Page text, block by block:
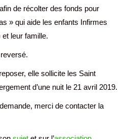
de récolter des fonds pour
» qui aide les enfants Infirmes
leur famille.
elle sollicite les Saint
d’une nuit le 21 avril 2019.
merci de contacter la